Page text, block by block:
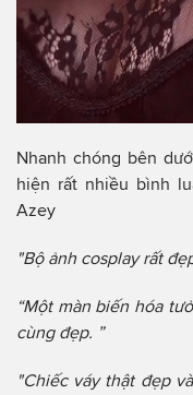
Nhanh chóng bên
hiện rất nhiều bình
Azey
"Bộ ảnh cosplay rất
“Một màn biến hóa
cùng đẹp. ”
"Chiếc váy thật đẹp